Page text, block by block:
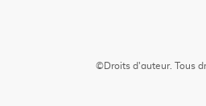
©Droits d'auteur. Tous